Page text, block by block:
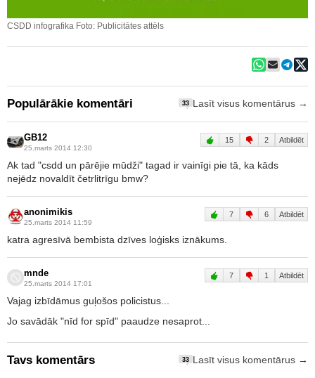
CSDD infografika Foto: Publicitātes attēls
Populārākie komentāri 33 Lasīt visus komentārus →
GB12
25.marts 2014 12:30
15 2 Atbildēt
Ak tad "csdd un pārējie mūdži" tagad ir vainīgi pie tā, ka kāds
nejēdz novaldīt četrlitrīgu bmw?
anonimikis
25.marts 2014 11:59
7 6 Atbildēt
katra agresīvā bembista dzīves loģisks iznākums.
mnde
25.marts 2014 17:01
7 1 Atbildēt
Vajag izbīdāmus guļošos policistus...
Jo savādāk "nīd for spīd" paaudze nesaprot...
Tavs komentārs 33 Lasīt visus komentārus →